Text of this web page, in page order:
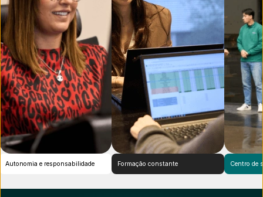
Autonomia e responsabilidade Formação constante